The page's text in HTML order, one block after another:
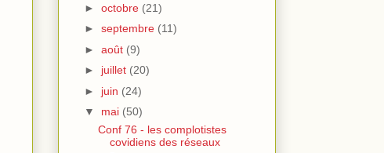
► octobre (21)
► septembre (11)
► août (9)
► juillet (20)
► juin (24)
▼ mai (50)
Conf 76 - les complotistes
covidiens des réseaux